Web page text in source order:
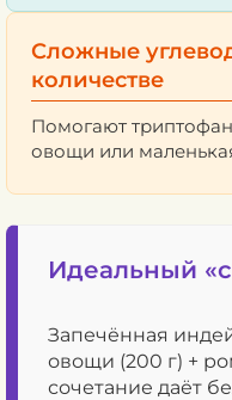
Сложные
количестве
Помогают
овощи или
Идеальный
Запечённая
овощи (200 г) +
сочетание даёт